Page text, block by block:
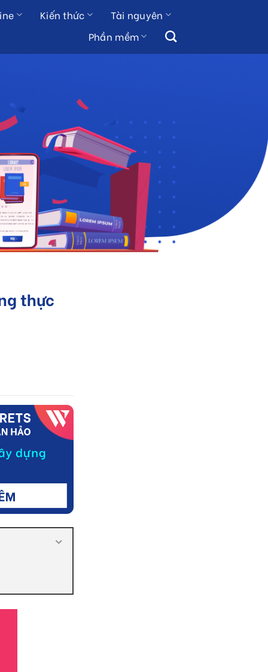
Kiến thức
Tài nguyên
Phần mềm
thực